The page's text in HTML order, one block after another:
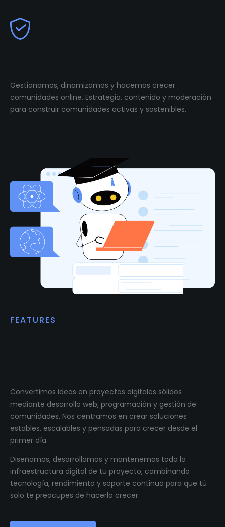
Gestionamos, dinamizamos y hacemos crecer
comunidades online. Estrategia, contenido y moderación
para construir comunidades activas y sostenibles.
FEATURES
Convertimos ideas en proyectos digitales sólidos
mediante desarrollo web, programación y gestión de
comunidades. Nos centramos en crear soluciones
estables, escalables y pensadas para crecer desde el
primer día.
Diseñamos, desarrollamos y mantenemos toda la
infraestructura digital de tu proyecto, combinando
tecnología, rendimiento y soporte continuo para que tú
solo te preocupes de hacerlo crecer.